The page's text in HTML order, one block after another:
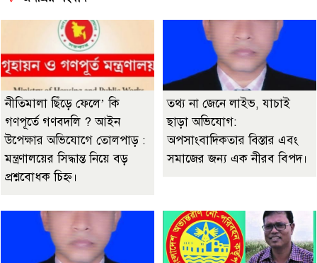
নীতিমালা ছিঁড়ে ফেলে’ কি
গণপূর্তে গণবদলি ? আইন
উপেক্ষার অভিযোগে তোলপাড় :
মন্ত্রণালয়ের সিদ্ধান্ত নিয়ে বড়
প্রশ্নবোধক চিহ্ন।
তথ্য না জেনে লাইভ, যাচাই
ছাড়া অভিযোগ:
অপসাংবাদিকতার বিস্তার এবং
সমাজের জন্য এক নীরব বিপদ।